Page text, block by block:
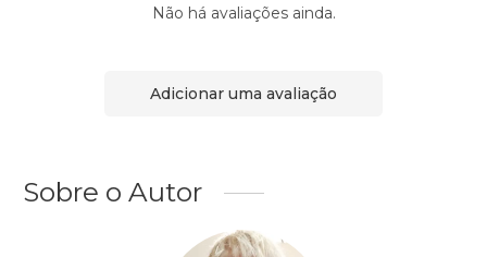
Não há avaliações ainda.
Adicionar uma avaliação
Sobre o Autor